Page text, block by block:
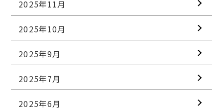
2025年11月
2025年10月
2025年9月
2025年7月
2025年6月